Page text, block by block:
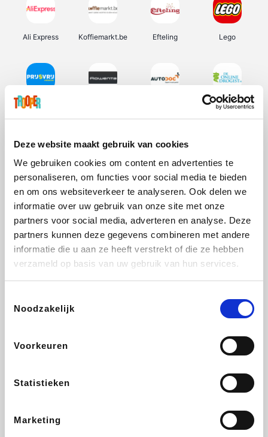
Deze website maakt gebruik van cookies
We gebruiken cookies om content en advertenties te
personaliseren, om functies voor social media te bieden
en om ons websiteverkeer te analyseren. Ook delen we
informatie over uw gebruik van onze site met onze
partners voor social media, adverteren en analyse. Deze
partners kunnen deze gegevens combineren met andere
informatie die u aan ze heeft verstrekt of die ze hebben
verzameld op basis van uw gebruik van hun services.
Noodzakelijk
Voorkeuren
Statistieken
Marketing
Ali Express Koffiemarkt.be Efteling Lego
Prijsvrij De Online Drogist
Vidaxl Lampenlicht.be Adidas Hotels.com
DectDirect
Brussels Airlines
EuroGifts Get Your Guide